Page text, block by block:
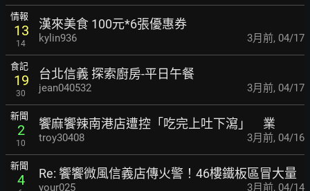
情報
13
14
漢來美食 100元*6張優惠券
kylin936 3月前, 04/17
食記
19
30
台北信義 探索廚房-平日午餐
jean040532 3月前, 04/17
新聞
2
10
饗麻饗辣南港店遭控「吃完上吐下瀉」 業
troy30408 3月前, 04/16
新聞
4 Re: 饗饗微風信義店傳火警！46樓鐵板區冒大量
your025 3月前, 04/14